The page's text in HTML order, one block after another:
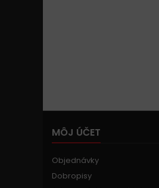
MÔJ ÚČET
Objednávky
Dobropisy